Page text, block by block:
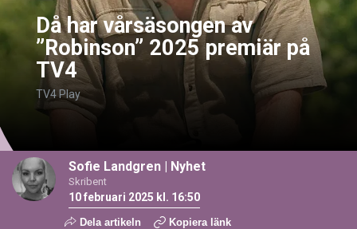
Då har vårsäsongen av
”Robinson” 2025 premiär på
TV4
TV4 Play
Sofie Landgren | Nyhet
Skribent
10 februari 2025 kl. 16:50
Dela artikeln Kopiera länk